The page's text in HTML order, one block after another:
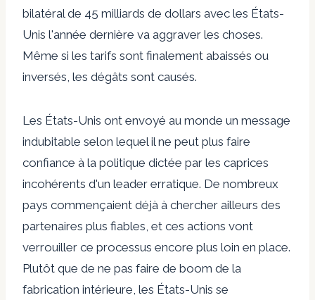
bilatéral de 45 milliards de dollars avec les États-
Unis l'année dernière va aggraver les choses.
Même si les tarifs sont finalement abaissés ou
inversés, les dégâts sont causés.
Les États-Unis ont envoyé au monde un message
indubitable selon lequel il ne peut plus faire
confiance à la politique dictée par les caprices
incohérents d'un leader erratique. De nombreux
pays commençaient déjà à chercher ailleurs des
partenaires plus fiables, et ces actions vont
verrouiller ce processus encore plus loin en place.
Plutôt que de ne pas faire de boom de la
fabrication intérieure, les États-Unis se